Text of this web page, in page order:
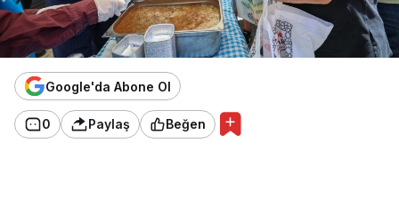
Google'da Abone Ol
0 Paylaş Beğen